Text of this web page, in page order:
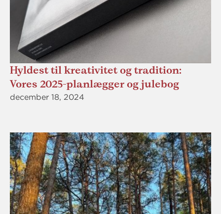
Hyldest til kreativitet og tradition:
Vores 2025-planlægger og julebog
december 18, 2024